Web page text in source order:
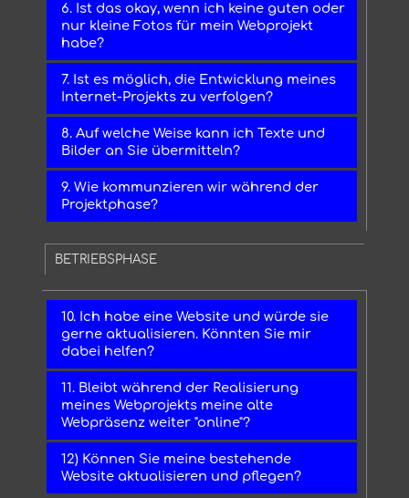
6. Ist das okay, wenn ich keine guten oder
nur kleine Fotos für mein Webprojekt
habe?
7. Ist es möglich, die Entwicklung meines
Internet-Projekts zu verfolgen?
8. Auf welche Weise kann ich Texte und
Bilder an Sie übermitteln?
9. Wie kommunzieren wir während der
Projektphase?
BETRIEBSPHASE
10. Ich habe eine Website und würde sie
gerne aktualisieren. Könnten Sie mir
dabei helfen?
11. Bleibt während der Realisierung
meines Webprojekts meine alte
Webpräsenz weiter "online"?
12) Können Sie meine bestehende
Website aktualisieren und pflegen?